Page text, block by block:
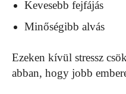
Kevesebb fejfájás
Minőségibb alvás
Ezeken kívül stressz
abban, hogy jobb